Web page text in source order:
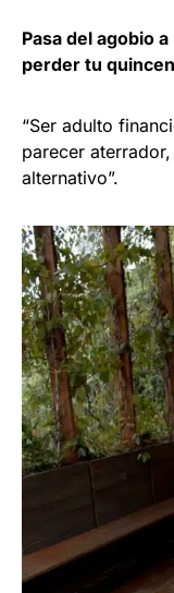
Pasa del agobio
perder tu
“Ser adulto
parecer
alternativo”.